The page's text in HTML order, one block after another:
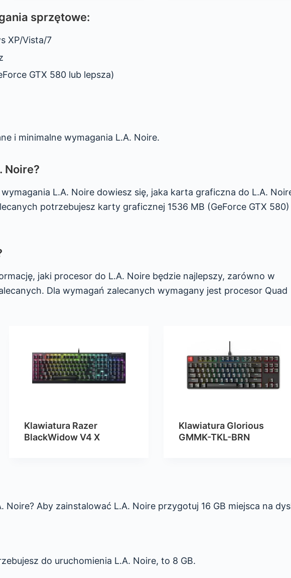
sprzętowe:
XP/Vista/7
GTX 580 lub lepsza)
i minimalne wymagania L.A. Noire.
Noire?
L.A. Noire dowiesz się, jaka karta graficzna do L.A.
potrzebujesz karty graficznej 1536 MB (GeForce GTX 580)
jaki procesor do L.A. Noire będzie najlepszy, zarówno w
Dla wymagań zalecanych wymagany jest procesor Quad
Klawiatura Razer
BlackWidow V4 X
Klawiatura Glorious
GMMK-TKL-BRN
Noire? Aby zainstalować L.A. Noire przygotuj 16 GB miejsca na
do uruchomienia L.A. Noire, to 8 GB.